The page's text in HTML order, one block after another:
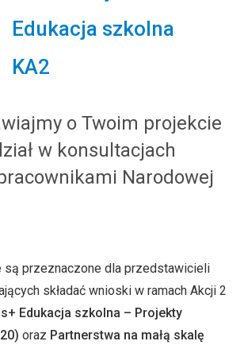
Edukacja szkolna
KA2
o Twoim projekcie
w konsultacjach
Narodowej
są przeznaczone dla przedstawicieli
składać wnioski w ramach Akcji 2
Edukacja szkolna – Projekty
oraz Partnerstwa na małą skalę